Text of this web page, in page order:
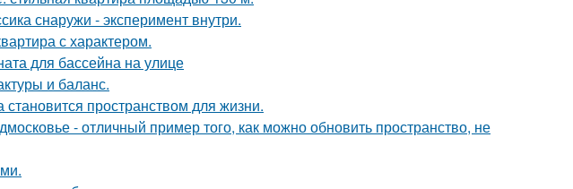
снаружи - эксперимент внутри.
с характером.
для бассейна на улице
и баланс.
пространством для жизни.
- отличный пример того, как можно обновить пространство, не